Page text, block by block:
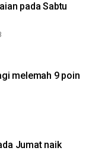
pada Sabtu
melemah 9 poin
Jumat naik